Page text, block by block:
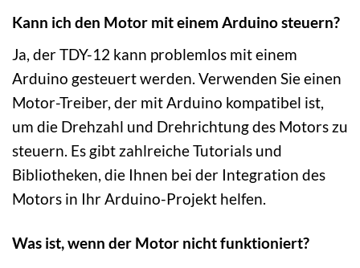
Kann ich den Motor mit einem Arduino steuern?
Ja, der TDY-12 kann problemlos mit einem
Arduino gesteuert werden. Verwenden Sie einen
Motor-Treiber, der mit Arduino kompatibel ist,
um die Drehzahl und Drehrichtung des Motors zu
steuern. Es gibt zahlreiche Tutorials und
Bibliotheken, die Ihnen bei der Integration des
Motors in Ihr Arduino-Projekt helfen.
Was ist, wenn der Motor nicht funktioniert?